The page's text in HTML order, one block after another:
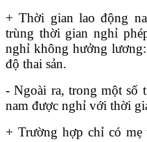
+ Thời gian lao động
trùng thời gian nghỉ
nghỉ không hưởng
độ thai sản.
- Ngoài ra, trong một số
nam được nghỉ với thời
+ Trường hợp chỉ có mẹ